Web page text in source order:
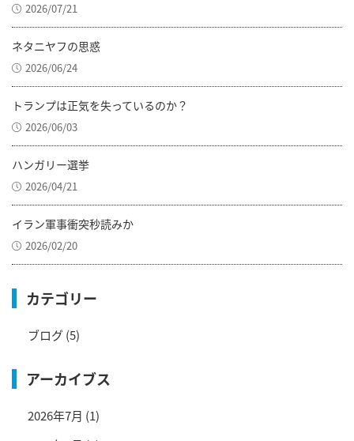
2026/07/21
ネタニヤフの思惑
2026/06/24
トランプは正気を失っているのか？
2026/06/03
ハンガリー選挙
2026/04/21
イラン軍事衝突秒読みか
2026/02/20
カテゴリー
ブログ(5)
アーカイブス
2026年7月 (1)